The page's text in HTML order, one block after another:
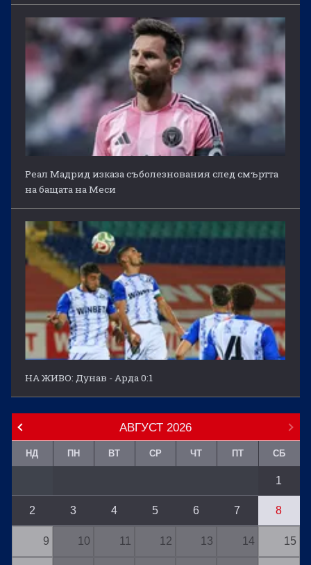
Реал Мадрид изказа съболезнования след смъртта
на бащата на Меси
НА ЖИВО: Дунав - Арда 0:1
АВГУСТ 2026
НД ПН ВТ СР ЧТ ПТ СБ
1
2 3 4 5 6 7 8
9 10 11 12 13 14 15